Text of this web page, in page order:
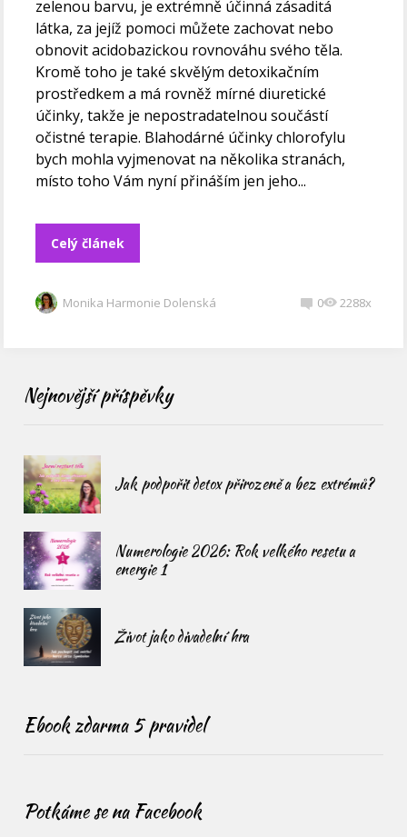
zelenou barvu, je extrémně účinná zásaditá
látka, za jejíž pomoci můžete zachovat nebo
obnovit acidobazickou rovnováhu svého těla.
Kromě toho je také skvělým detoxikačním
prostředkem a má rovněž mírné diuretické
účinky, takže je nepostradatelnou součástí
očistné terapie. Blahodárné účinky chlorofylu
bych mohla vyjmenovat na několika stranách,
místo toho Vám nyní přináším jen jeho...
Celý článek
Monika Harmonie Dolenská 0 2288x
Nejnovější příspěvky
Jak podpořit detox přirozeně a bez extrémů?
Numerologie 2026: Rok velkého resetu a
energie 1
Život jako divadelní hra
Ebook zdarma 5 pravidel
Potkáme se na Facebook